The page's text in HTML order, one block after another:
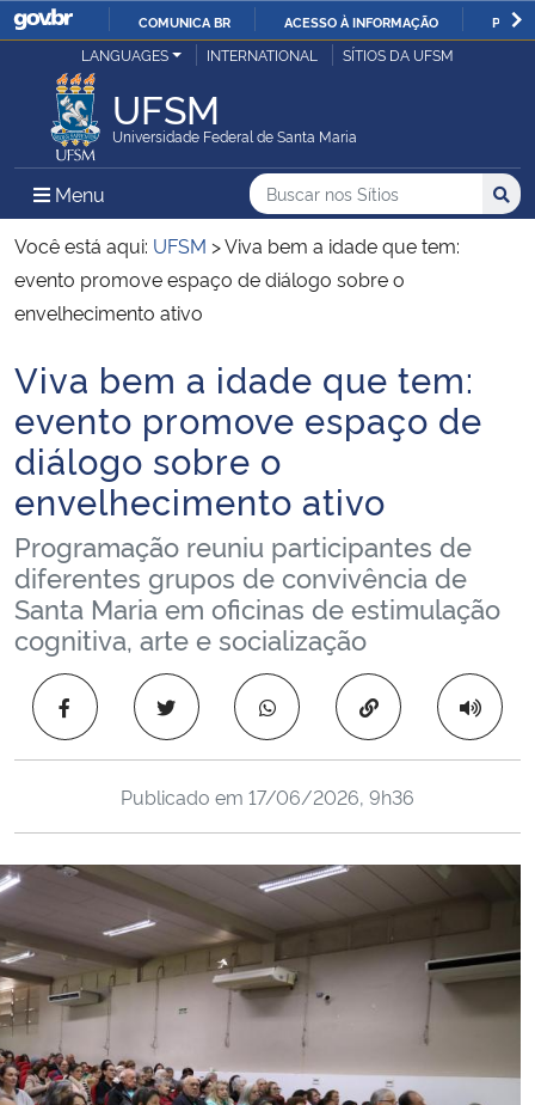
IR
COMUNICA BR ACESSO À INFORMAÇÃO
Ministério da Justiça e Segurança Pública
Ministério da Defesa
Ministério das Relações Exteriores
Ministério da Economia
Ministério da Infraestrutura
Ministério da Agricultura, Pecuária e Abastecimento
Ministério da Educação
Ministério da Cidadania
Ministério da Saúde
Ministério de Minas e Energia
Ministério da Ciência, Tecnologia, Inovações e Comunicações
Ministério do Meio Ambiente
Ministério do Turismo
Ministério do Desenvolvimento Regional
Controladoria-Geral da União
Ministério da Mulher, da Família e dos Direitos Humanos
LANGUAGES INTERNATIONAL SÍTIOS DA UFSM
UFSM
Universidade Federal de Santa Maria
Menu Menu Principal do Sítio
Busca
Buscar no nos Sítios
Busca:
Você está aqui: UFSM >Viva bem a idade que tem:
evento promove espaço de diálogo sobre o
envelhecimento ativo
Início do conteúdo
Viva bem a idade que tem:
evento promove espaço de
diálogo sobre o
envelhecimento ativo
Programação reuniu participantes de
diferentes grupos de convivência de
Santa Maria em oficinas de estimulação
cognitiva, arte e socialização
Copiar para área
Publicado em 17/06/2026, 9h36